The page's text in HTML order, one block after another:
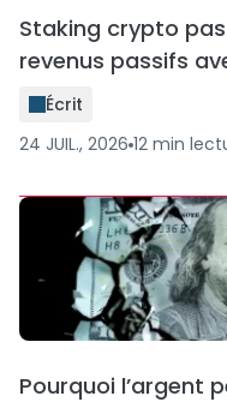
Staking crypto
revenus passifs
Écrit
24 JUIL., 2026 12 min
Pourquoi l’argent